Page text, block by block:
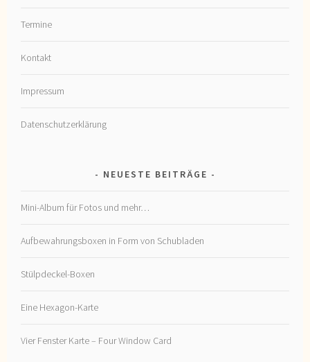
Termine
Kontakt
Impressum
Datenschutzerklärung
NEUESTE BEITRÄGE
Mini-Album für Fotos und mehr…
Aufbewahrungsboxen in Form von Schubladen
Stülpdeckel-Boxen
Eine Hexagon-Karte
Vier Fenster Karte – Four Window Card